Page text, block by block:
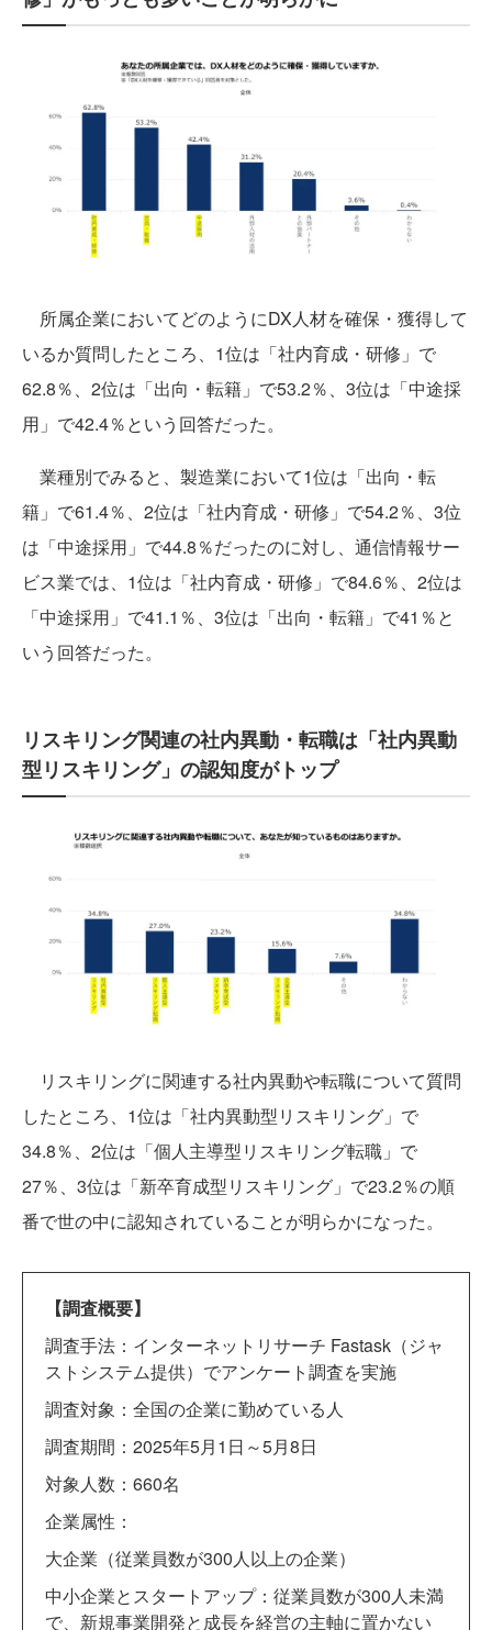
所属企業においてどのようにDX人材を確保・獲得して
いるか質問したところ、1位は「社内育成・研修」で
62.8％、2位は「出向・転籍」で53.2％、3位は「中途採
用」で42.4％という回答だった。
業種別でみると、製造業において1位は「出向・転
籍」で61.4％、2位は「社内育成・研修」で54.2％、3位
は「中途採用」で44.8％だったのに対し、通信情報サー
ビス業では、1位は「社内育成・研修」で84.6％、2位は
「中途採用」で41.1％、3位は「出向・転籍」で41％と
いう回答だった。
リスキリング関連の社内異動・転職は「社内異動
型リスキリング」の認知度がトップ
リスキリングに関連する社内異動や転職について質問
したところ、1位は「社内異動型リスキリング」で
34.8％、2位は「個人主導型リスキリング転職」で
27％、3位は「新卒育成型リスキリング」で23.2％の順
番で世の中に認知されていることが明らかになった。
【調査概要】
調査手法：インターネットリサーチ Fastask（ジャ
ストシステム提供）でアンケート調査を実施
調査対象：全国の企業に勤めている人
調査期間：2025年5月1日～5月8日
対象人数：660名
企業属性：
大企業（従業員数が300人以上の企業）
中小企業とスタートアップ：従業員数が300人未満
で、新規事業開発と成長を経営の主軸に置かない